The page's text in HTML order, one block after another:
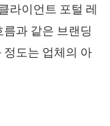
라이언트 포털 레
과 같은 브랜딩
정도는 업체의 아